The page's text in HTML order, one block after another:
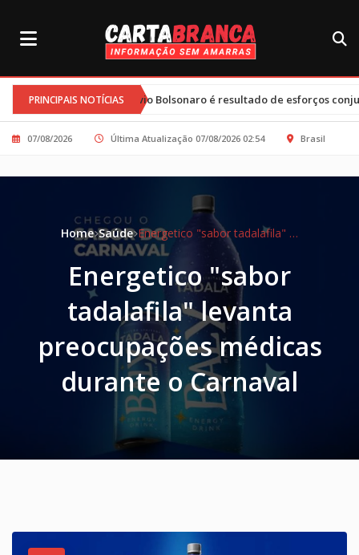
PRINCIPAIS NOTÍCIAS
Flávio Bolsonaro é resultado de esforços conjuntos e clima tenso
07/08/2026 Última Atualização 07/08/2026 02:54 Brasil
Home Saúde Energetico "sabor tadalafila" levanta preocupações médicas durante o Carnaval
Energetico "sabor
tadalafila" levanta
preocupações médicas
durante o Carnaval